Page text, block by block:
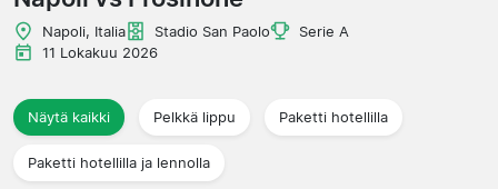
Liigat
Matkatoimistoja
Napoli, Italia Stadio San Paolo
Serie A
11 Lokakuu 2026
Näytä kaikki Pelkkä lippu Paketti hotellilla
Paketti hotellilla ja lennolla